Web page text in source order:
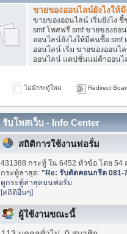
ขายของออนไลน์ยังไงให้
ขายของออนไลน์ เริ่มยังไง
smf โพสฟรี smf ขายของออ
ออนไลน์ยังไงให้มีคนซื้อ smf
ออนไลน์ เริ่ม ขายของออน
ออนไลน์ แคปชั่นแม่ค้าออนไ
ไม่มีกระทู้ใหม่ Redirect
รับโพสเว็บ - Info Center
สถิติการใช้งานฟอรั่ม
431388 กระทู้ ใน 6452 หัวข้อ โดย
กระทู้ล่าสุด:"Re: รับตัดคอนกรีต 081-
ดูกระทู้ล่าสุดบนฟอรั่ม
[สถิติอื่นๆ]
ผู้ใช้งานขณะนี้